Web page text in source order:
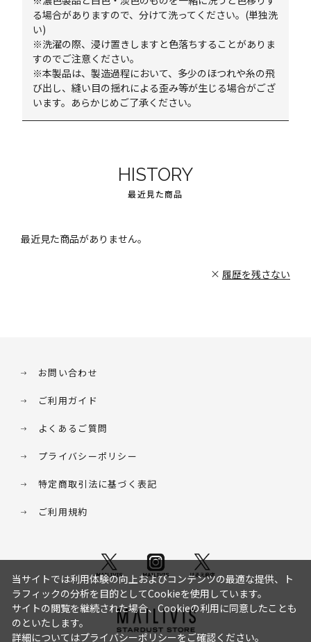
る場合がありますので、分けて洗ってください。(単独洗
い)
※洗濯の際、浸け置きしますと色落ちすることがありま
すのでご注意ください。
※本製品は、製造過程において、多少のほつれや糸の飛
び出し、縫い目の揺れによる歪み等が生じる場合がござ
います。あらかじめご了承ください。
HISTORY
最近見た商品
最近見た商品がありません。
履歴を残さない
お問い合わせ
ご利用ガイド
よくあるご質問
プライバシーポリシー
特定商取引法に基づく表記
ご利用規約
当サイトでは利用体験の向上およびコンテンツの最適な提供、ト
ラフィックの分析を目的としてCookieを使用しています。
サイトの閲覧を継続された場合、Cookieの利用に同意したことも
のといたします。
詳細についてはプライバシーポリシーをご確認ください。